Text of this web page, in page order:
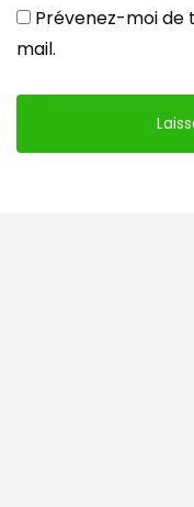
Prévenez-moi de
mail.